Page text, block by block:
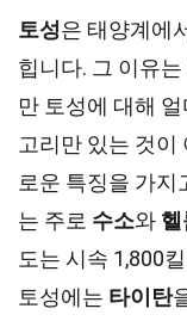
토성은 태양계에
힙니다. 그 이유
만 토성에 대해
고리만 있는 것이
로운 특징을 가지
는 주로 수소와
도는 시속 1,800
토성에는 타이탄